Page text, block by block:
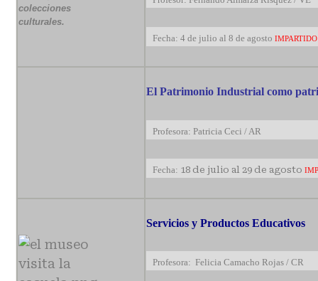
Fecha: 4 de julio al 8 de agosto IMPARTIDO
El Patrimonio Industrial como
Profesora: Patricia Ceci / AR
Fecha: 18 de julio al 29 de agosto
Servicios y Productos Educativos
Profesora: Felicia Camacho Rojas / CR